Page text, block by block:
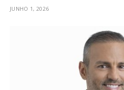
JUNHO 1, 2026